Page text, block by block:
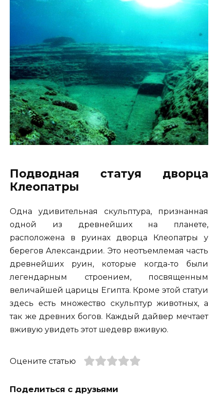
Подводная статуя дворца
Клеопатры
Одна удивительная скульптура, признанная
одной из древнейших на планете,
расположена в руинах дворца Клеопатры у
берегов Александрии. Это неотъемлемая часть
древнейших руин, которые когда-то были
легендарным строением, посвященным
величайшей царицы Египта. Кроме этой статуи
здесь есть множество скульптур животных, а
так же древних богов. Каждый дайвер мечтает
вживую увидеть этот шедевр вживую.
Оцените статью
Поделиться с друзьями